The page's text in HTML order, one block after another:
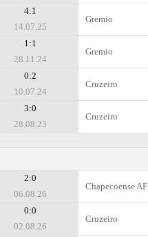
4:1
14.07.25
Gremio
1:1
28.11.24
Gremio
0:2
10.07.24
Cruzeiro
3:0
28.08.23
Cruzeiro
2:0
06.08.26
Chapecoense AF
0:0
02.08.26
Cruzeiro